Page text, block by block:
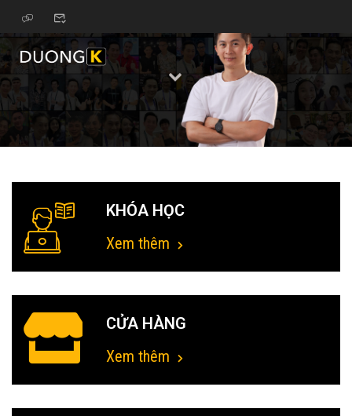
KHÓA HỌC
Xem thêm
CỬA HÀNG
Xem thêm